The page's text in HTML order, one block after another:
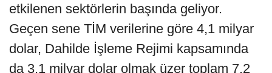
etkilenen sektörlerin başında geliyor.
Geçen sene TİM verilerine göre 4,1 milyar
dolar, Dahilde İşleme Rejimi kapsamında
da 3,1 milyar dolar olmak üzer toplam 7,2